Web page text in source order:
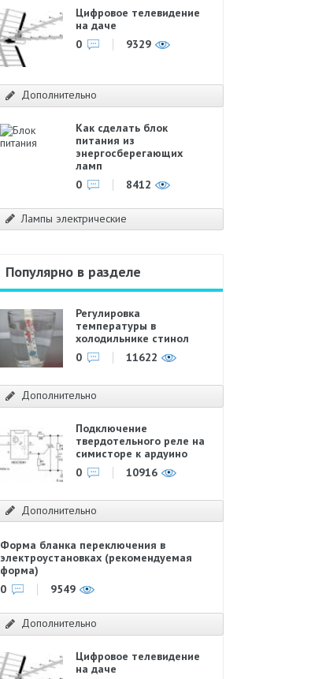
Цифровое телевидение
на даче
0
9329
Дополнительно
Как сделать блок
питания из
энергосберегающих
ламп
0
8412
Лампы электрические
Популярно в разделе
Регулировка
температуры в
холодильнике стинол
0
11622
Дополнительно
Подключение
твердотельного реле на
симисторе к ардуино
0
10916
Дополнительно
Форма бланка переключения в
электроустановках (рекомендуемая
форма)
0
9549
Дополнительно
Цифровое телевидение
на даче